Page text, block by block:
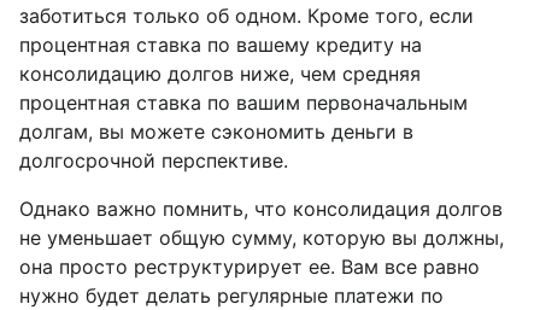
заботиться только об одном. Кроме того, если
процентная ставка по вашему кредиту на
консолидацию долгов ниже, чем средняя
процентная ставка по вашим первоначальным
долгам, вы можете сэкономить деньги в
долгосрочной перспективе.
Однако важно помнить, что консолидация долгов
не уменьшает общую сумму, которую вы должны,
она просто реструктурирует ее. Вам все равно
нужно будет делать регулярные платежи по